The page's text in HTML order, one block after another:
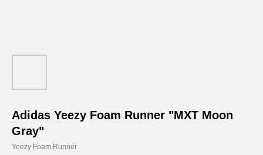
Adidas Yeezy Foam Runner "MXT Moon
Gray"
Yeezy Foam Runner